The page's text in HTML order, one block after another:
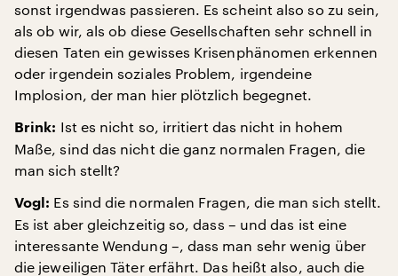
sonst irgendwas passieren. Es scheint also so zu sein,
als ob wir, als ob diese Gesellschaften sehr schnell in
diesen Taten ein gewisses Krisenphänomen erkennen
oder irgendein soziales Problem, irgendeine
Implosion, der man hier plötzlich begegnet.
Brink: Ist es nicht so, irritiert das nicht in hohem
Maße, sind das nicht die ganz normalen Fragen, die
man sich stellt?
Vogl: Es sind die normalen Fragen, die man sich stellt.
Es ist aber gleichzeitig so, dass – und das ist eine
interessante Wendung –, dass man sehr wenig über
die jeweiligen Täter erfährt. Das heißt also, auch die